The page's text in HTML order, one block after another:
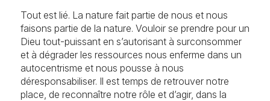
Tout est lié. La nature fait partie de nous et nous
faisons partie de la nature. Vouloir se prendre pour un
Dieu tout-puissant en s’autorisant à surconsommer
et à dégrader les ressources nous enferme dans un
autocentrisme et nous pousse à nous
déresponsabiliser. Il est temps de retrouver notre
place, de reconnaître notre rôle et d’agir, dans la